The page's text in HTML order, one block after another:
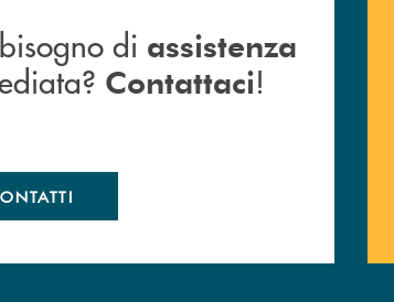
di assistenza
Contattaci!